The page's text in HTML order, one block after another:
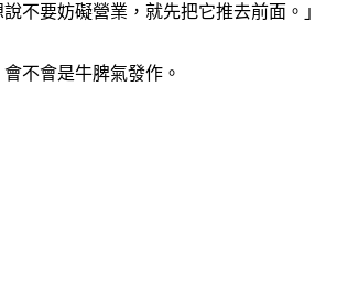
不要妨礙營業，就先把它推去前面。」
不會是牛脾氣發作。